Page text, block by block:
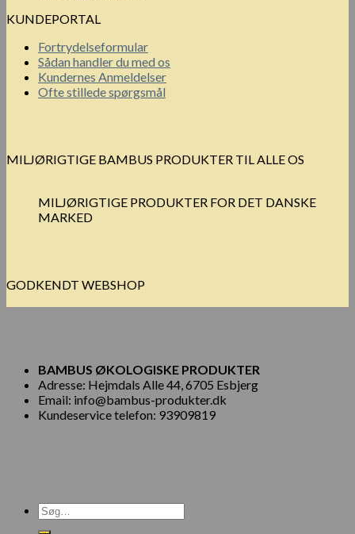
KUNDEPORTAL
Fortrydelseformular
Sådan handler du med os
Kundernes Anmeldelser
Ofte stillede spørgsmål
MILJØRIGTIGE BAMBUS PRODUKTER TIL ALLE OS
MILJØRIGTIGE PRODUKTER FOR DET DANSKE
MARKED
GODKENDT WEBSHOP
BAMBUS ØKOLOGISKE PRODUKTER
Adresse: Hejmdals Alle 44, 6705 Esbjerg
Email: info@bambus-produkter.dk
Kundeservice telefon: 93909819
Søg
efter: